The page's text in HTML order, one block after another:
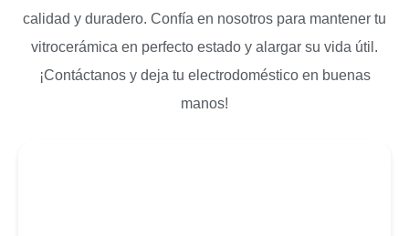
calidad y duradero. Confía en nosotros para mantener tu
vitrocerámica en perfecto estado y alargar su vida útil.
¡Contáctanos y deja tu electrodoméstico en buenas
manos!